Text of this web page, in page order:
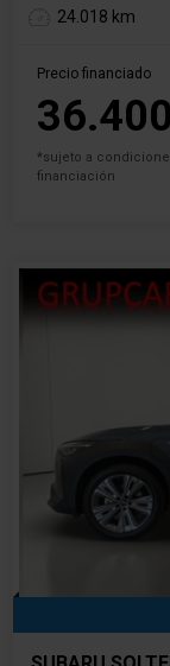
24.018 km
Precio financiado
*sujeto a
financiación